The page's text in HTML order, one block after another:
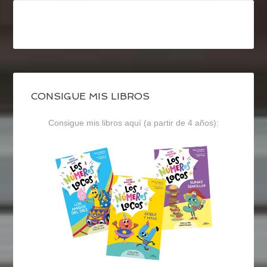
CONSIGUE MIS LIBROS
Consigue mis libros aquí (a partir de 4 años):